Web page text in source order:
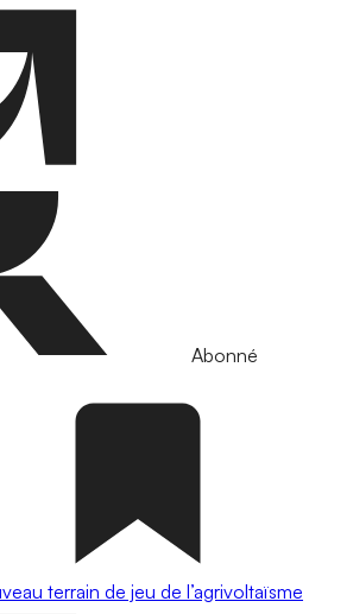
Abonné
terrain de jeu de l’agrivoltaïsme